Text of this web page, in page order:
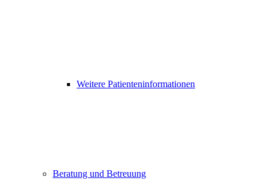
Weitere Patienteninformationen
Beratung und Betreuung